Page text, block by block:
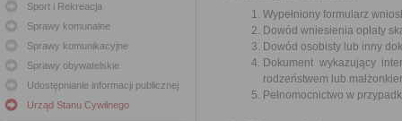
Sport i Rekreacja
Sprawy komunalne
Sprawy komunikacyjne
Sprawy obywatelskie
Udostępnianie informacji publicznej
Urząd Stanu Cywilnego
Wypełniony formularz
Dowód wniesienia opłaty
Dowód osobisty lub inny
Dokument wykazujący
rodzeństwem lub
Pełnomocnictwo w